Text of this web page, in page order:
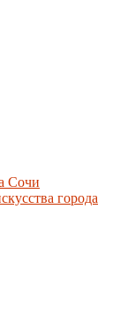
Сочи
города